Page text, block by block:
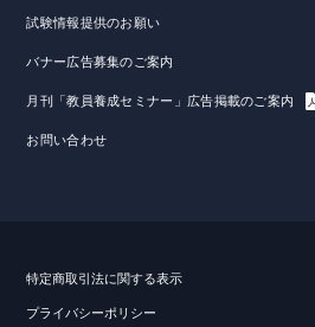
試験情報提供のお願い
バナー広告募集のご案内
月刊「教員養成セミナー」広告掲載のご案内
お問い合わせ
特定商取引法に関する表示
プライバシーポリシー